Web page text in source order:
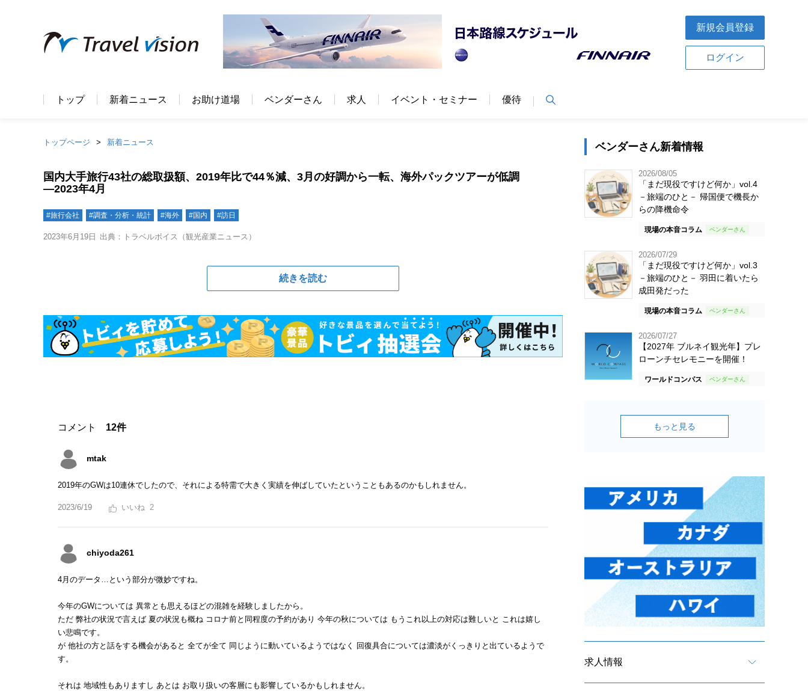
新規会員登録
ログイン
トップ 新着ニュース お助け道場 ベンダーさん 求人 イベント・セミナー 優待
トップページ 新着ニュース
国内大手旅行43社の総取扱額、2019年比で44％減、3月の好調から一転、海外パックツアーが低調
―2023年4月
#旅行会社 #調査・分析・統計 #海外 #国内 #訪日
2023年6月19日 出典：トラベルボイス（観光産業ニュース）
続きを読む
コメント 12件
mtak
2019年のGWは10連休でしたので、それによる特需で大きく実績を伸ばしていたということもあるのかもしれません。
2023/6/19 2
chiyoda261
4月のデータ…という部分が微妙ですね。
今年のGWについては 異常とも思えるほどの混雑を経験しましたから。
ただ 弊社の状況で言えば 夏の状況も概ね コロナ前と同程度の予約があり 今年の秋については もうこれ以上の対応は難しいと これは嬉し
い悲鳴です。
が 他社の方と話をする機会があると 全てが全て 同じように動いているようではなく 回復具合については濃淡がくっきりと出ているようで
す。
それは 地域性もありますし あとは お取り扱いの客層にも影響しているかもしれません。
ベンダーさん新着情報
2026/08/05
「まだ現役ですけど何か」vol.4
－旅端のひと－ 帰国便で機長か
らの降機命令
現場の本音コラム
2026/07/29
「まだ現役ですけど何か」vol.3
－旅端のひと－ 羽田に着いたら
成田発だった
現場の本音コラム
2026/07/27
【2027年 ブルネイ観光年】プレ
ローンチセレモニーを開催！
ワールドコンパス
もっと見る
求人情報